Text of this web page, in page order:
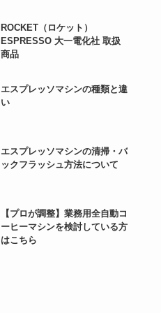
ROCKET（ロケット）
ESPRESSO 大一電化社 取扱
商品
エスプレッソマシンの種類と違
い
エスプレッソマシンの清掃・バ
ックフラッシュ方法について
【プロが調整】業務用全自動コ
ーヒーマシンを検討している方
はこちら